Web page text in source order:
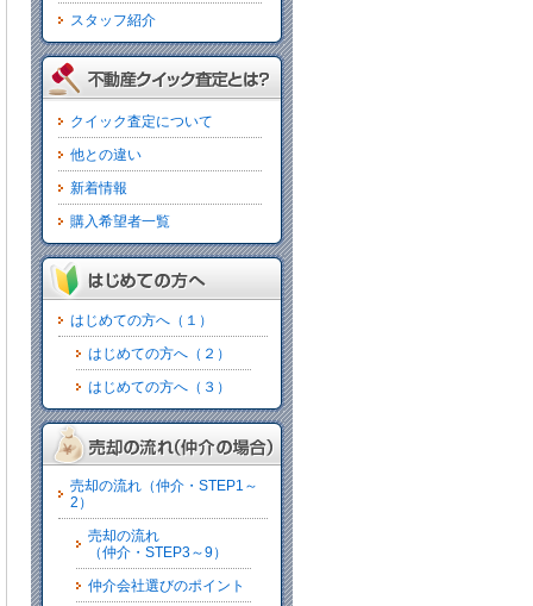
スタッフ紹介
クイック査定について
他との違い
新着情報
購入希望者一覧
はじめての方へ（１）
はじめての方へ（２）
はじめての方へ（３）
売却の流れ（仲介・STEP1～
2）
売却の流れ
（仲介・STEP3～9）
仲介会社選びのポイント